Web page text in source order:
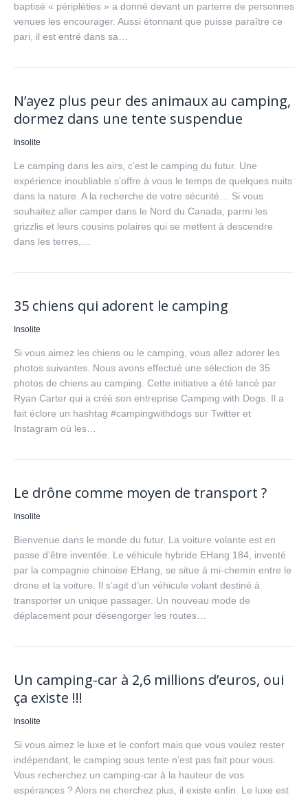
baptisé « péripléties » a donné devant un parterre de personnes
venues les encourager. Aussi étonnant que puisse paraître ce
pari, il est entré dans sa…
N’ayez plus peur des animaux au camping,
dormez dans une tente suspendue
Insolite
Le camping dans les airs, c’est le camping du futur. Une
expérience inoubliable s’offre à vous le temps de quelques nuits
dans la nature. A la recherche de votre sécurité… Si vous
souhaitez aller camper dans le Nord du Canada, parmi les
grizzlis et leurs cousins polaires qui se mettent à descendre
dans les terres,…
35 chiens qui adorent le camping
Insolite
Si vous aimez les chiens ou le camping, vous allez adorer les
photos suivantes. Nous avons effectué une sélection de 35
photos de chiens au camping. Cette initiative a été lancé par
Ryan Carter qui a créé son entreprise Camping with Dogs. Il a
fait éclore un hashtag #campingwithdogs sur Twitter et
Instagram où les…
Le drône comme moyen de transport ?
Insolite
Bienvenue dans le monde du futur. La voiture volante est en
passe d’être inventée. Le véhicule hybride EHang 184, inventé
par la compagnie chinoise EHang, se situe à mi-chemin entre le
drone et la voiture. Il s’agit d’un véhicule volant destiné à
transporter un unique passager. Un nouveau mode de
déplacement pour désengorger les routes…
Un camping-car à 2,6 millions d’euros, oui
ça existe !!!
Insolite
Si vous aimez le luxe et le confort mais que vous voulez rester
indépendant, le camping sous tente n’est pas fait pour vous.
Vous recherchez un camping-car à la hauteur de vos
espérances ? Alors ne cherchez plus, il existe enfin. Le luxe est